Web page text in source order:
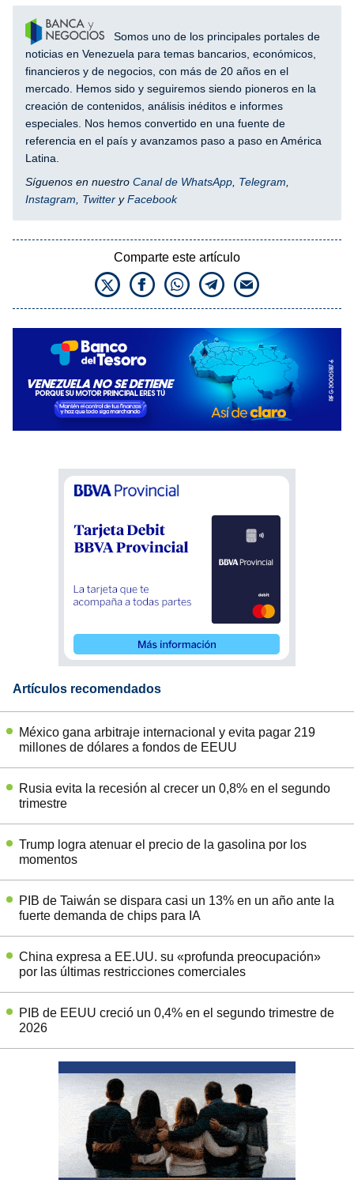
Somos uno de los principales portales de
noticias en Venezuela para temas bancarios, económicos,
financieros y de negocios, con más de 20 años en el
mercado. Hemos sido y seguiremos siendo pioneros en la
creación de contenidos, análisis inéditos e informes
especiales. Nos hemos convertido en una fuente de
referencia en el país y avanzamos paso a paso en América
Latina.
Síguenos en nuestro Canal de WhatsApp Telegram
Instagram
Twitter yFacebook
Comparte este artículo
Artículos recomendados
México gana arbitraje internacional y evita pagar 219
millones de dólares a fondos de EEUU
Rusia evita la recesión al crecer un 0,8% en el segundo
trimestre
Trump logra atenuar el precio de la gasolina por los
momentos
PIB de Taiwán se dispara casi un 13% en un año ante la
fuerte demanda de chips para IA
China expresa a EE.UU. su «profunda preocupación»
por las últimas restricciones comerciales
PIB de EEUU creció un 0,4% en el segundo trimestre de
2026